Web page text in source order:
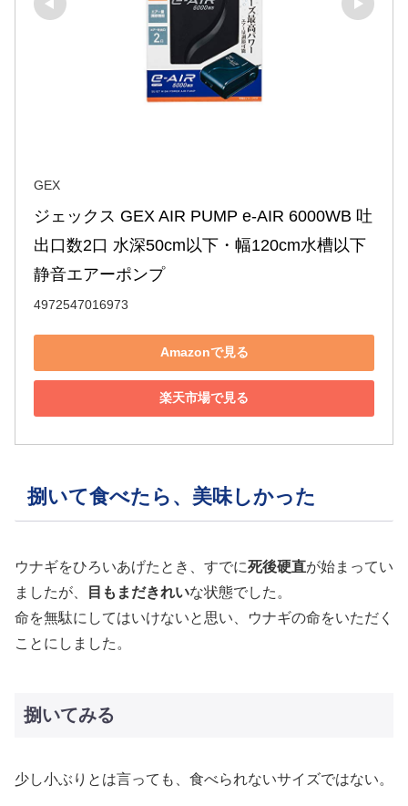
GEX
ジェックス GEX AIR PUMP e‐AIR 6000WB 吐
出口数2口 水深50cm以下・幅120cm水槽以下
静音エアーポンプ
4972547016973
Amazonで見る
楽天市場で見る
捌いて食べたら、美味しかった
ウナギをひろいあげたとき、すでに死後硬直が始まってい
ましたが、
目もまだきれいな状態でした。
命を無駄にしてはいけないと思い、ウナギの命をいただく
ことにしました。
捌いてみる
少し小ぶりとは言っても、食べられないサイズではない。